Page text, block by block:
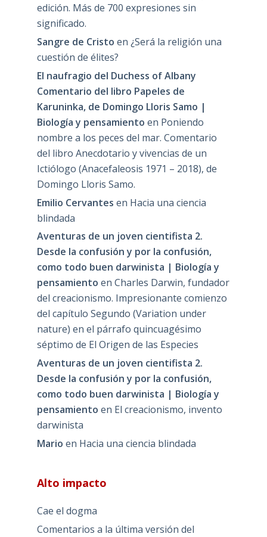
edición. Más de 700 expresiones sin
significado.
Sangre de Cristo en ¿Será la religión una
cuestión de élites?
El naufragio del Duchess of Albany
Comentario del libro Papeles de
Karuninka, de Domingo Lloris Samo |
Biología y pensamiento en Poniendo
nombre a los peces del mar. Comentario
del libro Anecdotario y vivencias de un
Ictiólogo (Anacefaleosis 1971 – 2018), de
Domingo Lloris Samo.
Emilio Cervantes en Hacia una ciencia
blindada
Aventuras de un joven cientifista 2.
Desde la confusión y por la confusión,
como todo buen darwinista | Biología y
pensamiento en Charles Darwin, fundador
del creacionismo. Impresionante comienzo
del capítulo Segundo (Variation under
nature) en el párrafo quincuagésimo
séptimo de El Origen de las Especies
Aventuras de un joven cientifista 2.
Desde la confusión y por la confusión,
como todo buen darwinista | Biología y
pensamiento en El creacionismo, invento
darwinista
Mario en Hacia una ciencia blindada
Alto impacto
Cae el dogma
Comentarios a la última versión del